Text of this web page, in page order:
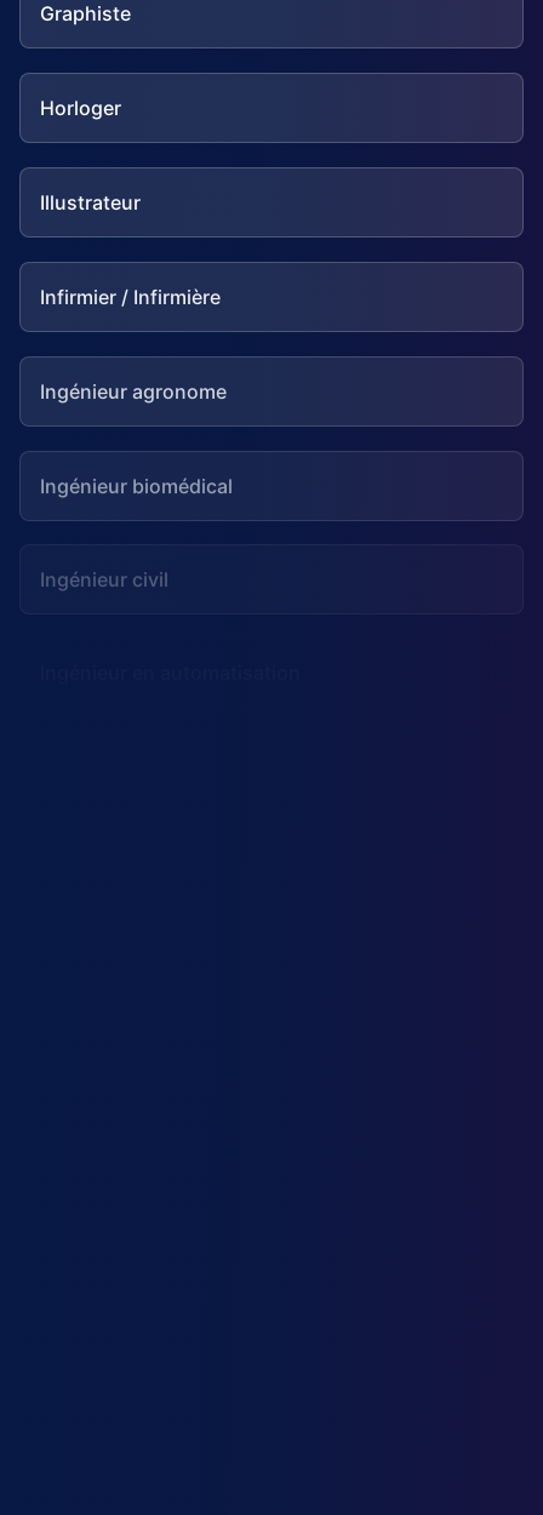
Graphiste
Horloger
Illustrateur
Infirmier / Infirmière
Ingénieur agronome
Ingénieur biomédical
Ingénieur civil